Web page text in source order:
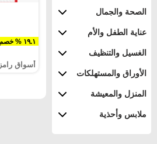
الصحة والجمال
عناية الطفل والأم
الغسيل والتنظيف
الأوراق والمستهلكات
المنزل والمعيشة
ملابس وأحذية
١٩.١ % خصم
أسواق رامز